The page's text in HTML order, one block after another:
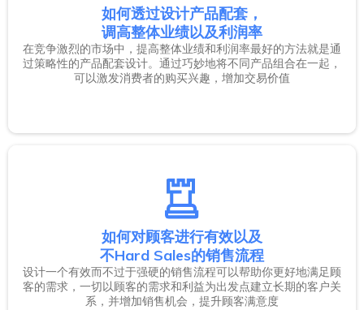
如何透过设计产品配套，
调高整体业绩以及利润率
在竞争激烈的市场中，提高整体业绩和利润率最好的方法就是通
过策略性的产品配套设计。通过巧妙地将不同产品组合在一起，
可以激发消费者的购买兴趣，增加交易价值
如何对顾客进行有效以及
不Hard Sales的销售流程
设计一个有效而不过于强硬的销售流程可以帮助你更好地满足顾
客的需求，一切以顾客的需求和利益为出发点建立长期的客户关
系，并增加销售机会，提升顾客满意度